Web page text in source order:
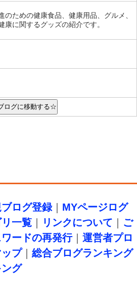
のための健康食品、健康用品、グルメ、
康に関するグッズの紹介です。
ログ登録｜ MYページログ
一覧 リンクについて
ご
ードの再発行｜ 運営者プロ
プ｜ 総合ブログランキング
グ